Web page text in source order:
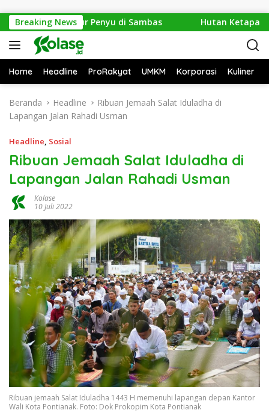
Breaking News
Telur Penyu di Sambas Hutan Ketapang
Home Headline ProRakyat UMKM Korporasi Kuliner
Beranda Headline
Ribuan Jemaah Salat Iduladha di
Lapangan Jalan Rahadi Usman
Headline, Sosial
Ribuan Jemaah Salat Iduladha di
Lapangan Jalan Rahadi Usman
Kolase
10 Juli 2022
Ribuan jemaah Salat Iduladha 1443 H memenuhi lapangan depan Kantor
Wali Kota Pontianak. Foto: Dok Prokopim Kota Pontianak